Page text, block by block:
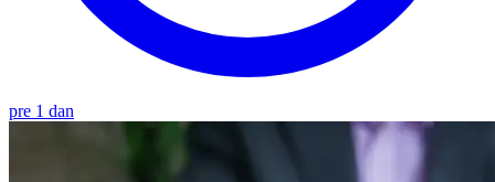
pre 1 dan